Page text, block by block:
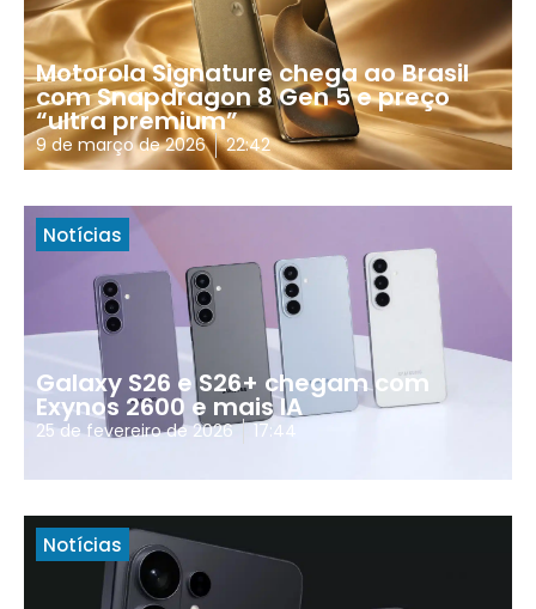
Motorola Signature chega ao Brasil
com Snapdragon 8 Gen 5 e preço
“ultra premium”
9 de março de 2026 22:42
Notícias
Galaxy S26 e S26+ chegam com
Exynos 2600 e mais IA
25 de fevereiro de 2026 17:44
Notícias